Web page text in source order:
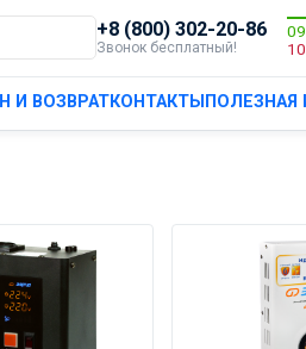
+8 (800) 302-20-86
Звонок бесплатный!
И ВОЗВРАТКОНТАКТЫ